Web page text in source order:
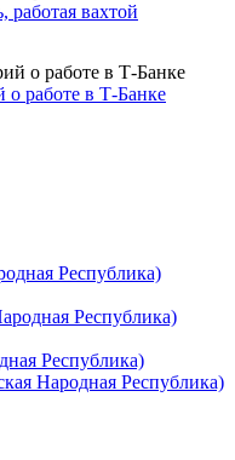
работая вахтой
работе в Т-Банке
Республика)
Республика)
Республика)
Народная Республика)